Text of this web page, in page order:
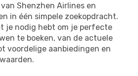
Shenzhen Airlines en
in één simpele zoekopdracht.
je nodig hebt om je perfecte
te boeken, van de actuele
voordelige aanbiedingen en